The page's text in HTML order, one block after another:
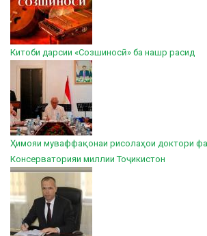
Китоби дарсии «Созшиносӣ» ба нашр расид
Ҳимояи муваффақонаи рисолаҳои доктори
Консерваторияи миллии Тоҷикистон